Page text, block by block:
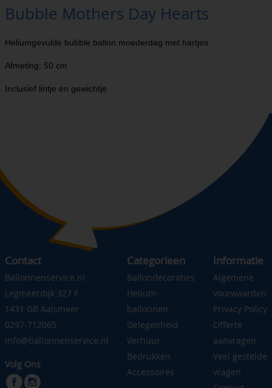
Bubble Mothers Day Hearts
Heliumgevulde bubble ballon moederdag met hartjes
Afmeting: 50 cm
Inclusief lintje en gewichtje
Contact
Ballonnenservice.nl
Legmeerdijk 327 F
1431 GB Aalsmeer
0297-712065
info@ballonnenservice.nl
Volg Ons
Categorieen
Ballondecoraties
Helium
ballonnen
Gelegenheid
Verhuur
Bedrukken
Accessoires
Informatie
Algemene
voorwaarden
Privacy Policy
Offerte
aanvragen
Veel gestelde
vragen